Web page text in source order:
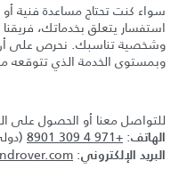
سواء كنت تحتاج مساعدة فنية أو
استفسار يتعلق بخدماتك،
وشخصية تناسبك. نحرص على
وبمستوى الخدمة الذي تتوقعه
للتواصل معنا أو الحصول على
الهاتف:
+971 4 309 8901
البريد الإلكتروني: